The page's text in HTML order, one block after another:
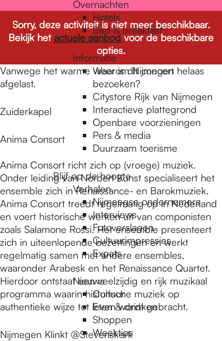
Overnachten
Hotels
Bed & breakfast
Informatie
Waarom Nijmegen
bezoeken?
Citystore Rijk van Nijmegen
Interactieve plattegrond
Openbare voorzieningen
Pers & media
Duurzaam toerisme
Blijf op de hoogte
Verhalen
Nijmeegse ondernemers
Interviews
Fotoverslagen
Cultuurimpressies
Expats
Nieuws
Cultuur
Eten & drinken
Shoppen
Weektips
Sorry, deze activiteit is niet meer beschikbaar.
Bekijk het actuele aanbod voor de beschikbare
opties.
Vanwege het warme weer is dit concert helaas
afgelast.
Zuiderkapel
Anima Consort
Anima Consort richt zich op (vroege) muziek.
Onder leiding van Norbert Kunst specialiseert het
ensemble zich in Renaissance- en Barokmuziek.
Anima Consort treedt regelmatig op in Nederland
en voert historische werken uit van componisten
zoals Salamone Rossi. Het ensemble presenteert
zich in uiteenlopende bezettingen en werkt
regelmatig samen met andere ensembles,
waaronder Arabesk en het Renaissance Quartet.
Hierdoor ontstaat een veelzijdig en rijk muzikaal
programma waarin historische muziek op
authentieke wijze tot leven wordt gebracht.
Nijmegen Klinkt @Stevenskerk